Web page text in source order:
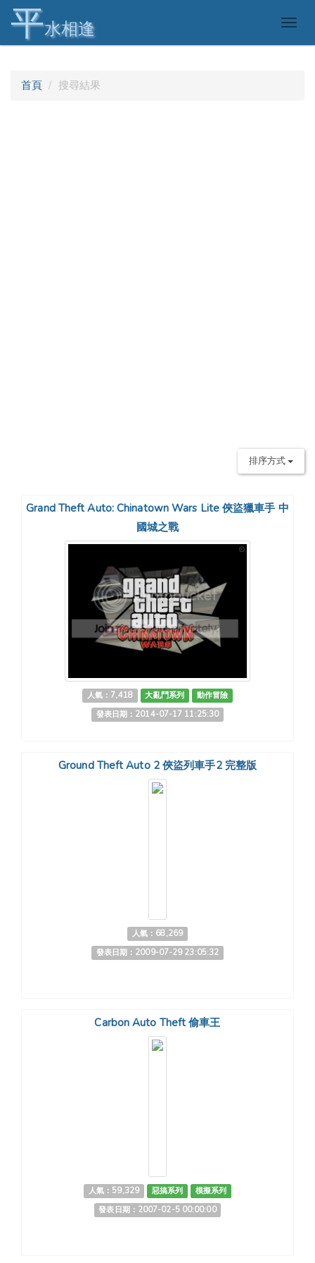
平水相逢
首頁 搜尋結果
排序方式
Grand Theft Auto: Chinatown Wars Lite 俠盜獵車手 中
國城之戰
人氣：7,418 大亂鬥系列
動作冒險
發表日期：2014-07-17 11:25:30
Ground Theft Auto 2 俠盜列車手2 完整版
人氣：68,269
發表日期：2009-07-29 23:05:32
Carbon Auto Theft 偷車王
人氣：59,329 惡搞系列
模擬系列
發表日期：2007-02-5 00:00:00